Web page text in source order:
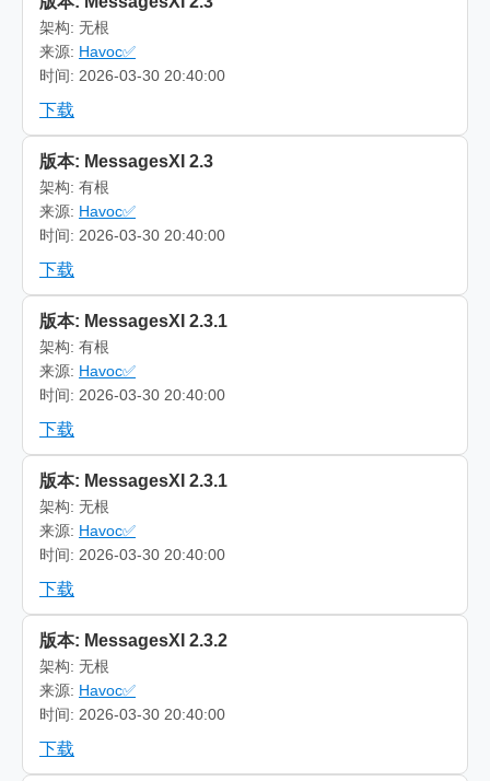
架构: 无根
来源: Havoc✅
时间: 2026-03-30 20:40:00
下载
版本: MessagesXI 2.3
架构: 有根
来源: Havoc✅
时间: 2026-03-30 20:40:00
下载
版本: MessagesXI 2.3.1
架构: 有根
来源: Havoc✅
时间: 2026-03-30 20:40:00
下载
版本: MessagesXI 2.3.1
架构: 无根
来源: Havoc✅
时间: 2026-03-30 20:40:00
下载
版本: MessagesXI 2.3.2
架构: 无根
来源: Havoc✅
时间: 2026-03-30 20:40:00
下载